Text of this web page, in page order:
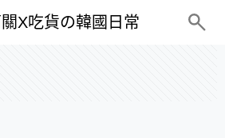
X吃貨の韓國日常